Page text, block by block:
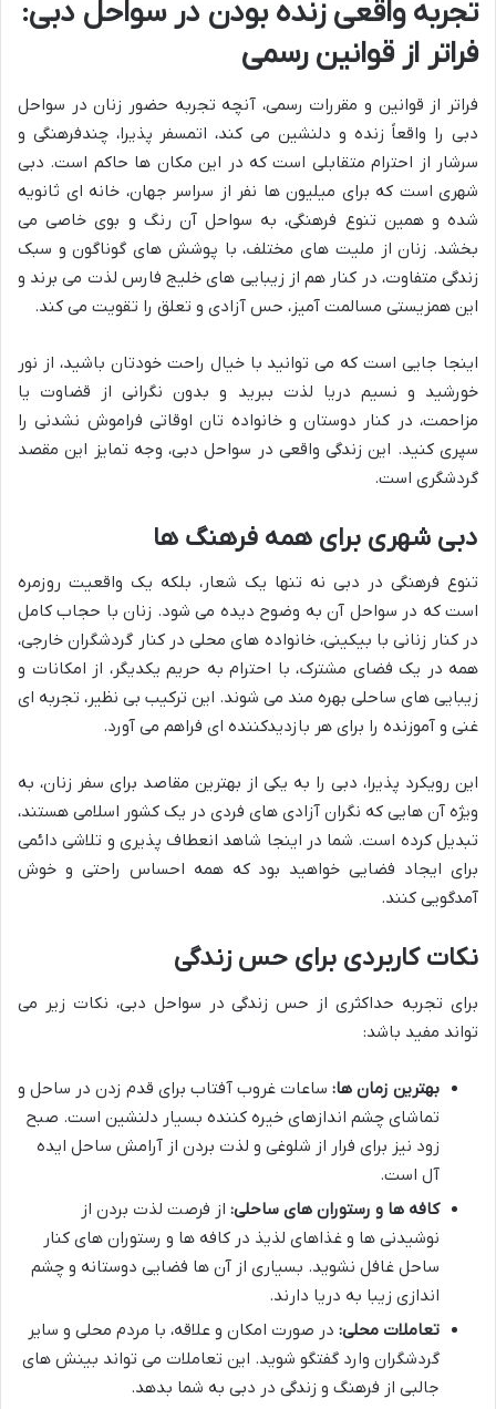
تجربه واقعی زنده بودن در سواحل دبی:
فراتر از قوانین رسمی
فراتر از قوانین و مقررات رسمی، آنچه تجربه حضور زنان در سواحل
دبی را واقعاً زنده و دلنشین می کند، اتمسفر پذیرا، چندفرهنگی و
سرشار از احترام متقابلی است که در این مکان ها حاکم است. دبی
شهری است که برای میلیون ها نفر از سراسر جهان، خانه ای ثانویه
شده و همین تنوع فرهنگی، به سواحل آن رنگ و بوی خاصی می
بخشد. زنان از ملیت های مختلف، با پوشش های گوناگون و سبک
زندگی متفاوت، در کنار هم از زیبایی های خلیج فارس لذت می برند و
این همزیستی مسالمت آمیز، حس آزادی و تعلق را تقویت می کند.
اینجا جایی است که می توانید با خیال راحت خودتان باشید، از نور
خورشید و نسیم دریا لذت ببرید و بدون نگرانی از قضاوت یا
مزاحمت، در کنار دوستان و خانواده تان اوقاتی فراموش نشدنی را
سپری کنید. این زندگی واقعی در سواحل دبی، وجه تمایز این مقصد
گردشگری است.
دبی شهری برای همه فرهنگ ها
تنوع فرهنگی در دبی نه تنها یک شعار، بلکه یک واقعیت روزمره
است که در سواحل آن به وضوح دیده می شود. زنان با حجاب کامل
در کنار زنانی با بیکینی، خانواده های محلی در کنار گردشگران خارجی،
همه در یک فضای مشترک، با احترام به حریم یکدیگر، از امکانات و
زیبایی های ساحلی بهره مند می شوند. این ترکیب بی نظیر، تجربه ای
غنی و آموزنده را برای هر بازدیدکننده ای فراهم می آورد.
این رویکرد پذیرا، دبی را به یکی از بهترین مقاصد برای سفر زنان، به
ویژه آن هایی که نگران آزادی های فردی در یک کشور اسلامی هستند،
تبدیل کرده است. شما در اینجا شاهد انعطاف پذیری و تلاشی دائمی
برای ایجاد فضایی خواهید بود که همه احساس راحتی و خوش
آمدگویی کنند.
نکات کاربردی برای حس زندگی
برای تجربه حداکثری از حس زندگی در سواحل دبی، نکات زیر می
تواند مفید باشد:
بهترین زمان ها: ساعات غروب آفتاب برای قدم زدن در ساحل و
تماشای چشم اندازهای خیره کننده بسیار دلنشین است. صبح
زود نیز برای فرار از شلوغی و لذت بردن از آرامش ساحل ایده
آل است.
کافه ها و رستوران های ساحلی: از فرصت لذت بردن از
نوشیدنی ها و غذاهای لذیذ در کافه ها و رستوران های کنار
ساحل غافل نشوید. بسیاری از آن ها فضایی دوستانه و چشم
اندازی زیبا به دریا دارند.
تعاملات محلی: در صورت امکان و علاقه، با مردم محلی و سایر
گردشگران وارد گفتگو شوید. این تعاملات می تواند بینش های
جالبی از فرهنگ و زندگی در دبی به شما بدهد.